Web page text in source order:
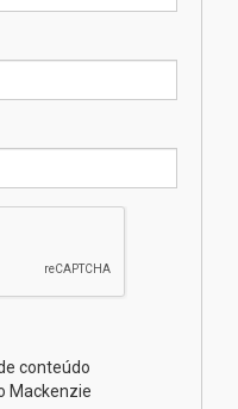
tecnologias em
segundo semestre
seus
para o PAS antes
Médio
conteúdo
Mackenzie